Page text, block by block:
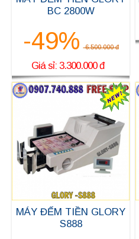
BC 2800W
-49% 6.500.000 đ
Giá sỉ: 3.300.000 đ
MÁY ĐẾM TIỀN GLORY
S888